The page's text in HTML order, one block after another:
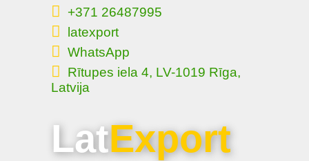
+371 26487995
latexport
WhatsApp
Rītupes iela 4, LV-1019 Rīga,
Latvija
LatExport